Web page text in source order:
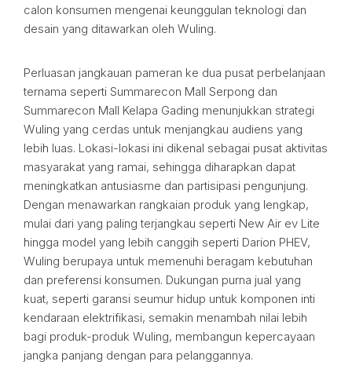
calon konsumen mengenai keunggulan teknologi dan
desain yang ditawarkan oleh Wuling.
Perluasan jangkauan pameran ke dua pusat perbelanjaan
ternama seperti Summarecon Mall Serpong dan
Summarecon Mall Kelapa Gading menunjukkan strategi
Wuling yang cerdas untuk menjangkau audiens yang
lebih luas. Lokasi-lokasi ini dikenal sebagai pusat aktivitas
masyarakat yang ramai, sehingga diharapkan dapat
meningkatkan antusiasme dan partisipasi pengunjung.
Dengan menawarkan rangkaian produk yang lengkap,
mulai dari yang paling terjangkau seperti New Air ev Lite
hingga model yang lebih canggih seperti Darion PHEV,
Wuling berupaya untuk memenuhi beragam kebutuhan
dan preferensi konsumen. Dukungan purna jual yang
kuat, seperti garansi seumur hidup untuk komponen inti
kendaraan elektrifikasi, semakin menambah nilai lebih
bagi produk-produk Wuling, membangun kepercayaan
jangka panjang dengan para pelanggannya.